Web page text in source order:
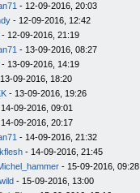
- 12-09-2016, 20:03
- 12-09-2016, 12:42
- 12-09-2016, 21:19
- 13-09-2016, 08:27
- 13-09-2016, 14:19
09-2016, 18:20
- 13-09-2016, 19:26
09-2016, 09:01
09-2016, 20:17
- 14-09-2016, 21:32
- 14-09-2016, 21:45
- 15-09-2016, 09:28
- 15-09-2016, 13:00